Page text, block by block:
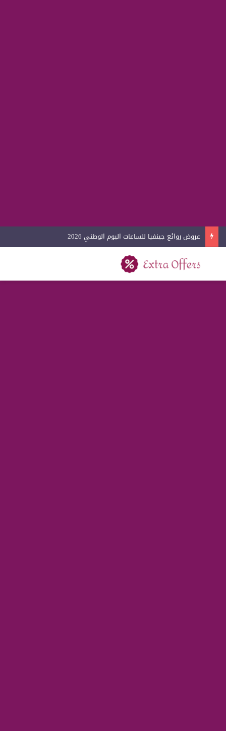
عروض لادون للساعات اليوم الوطني 2026
بحث عن